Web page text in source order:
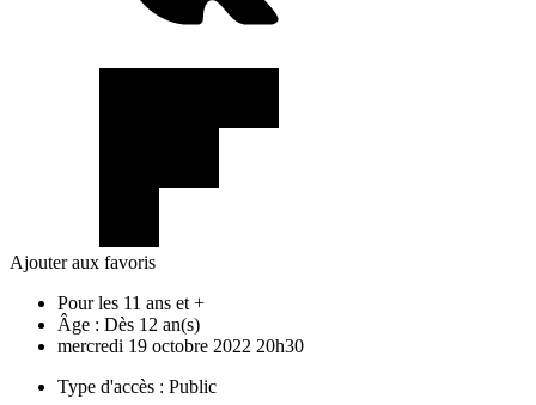
Ajouter aux favoris
Pour les 11 ans et +
Âge : Dès 12 an(s)
mercredi 19 octobre 2022 20h30
Type d'accès : Public